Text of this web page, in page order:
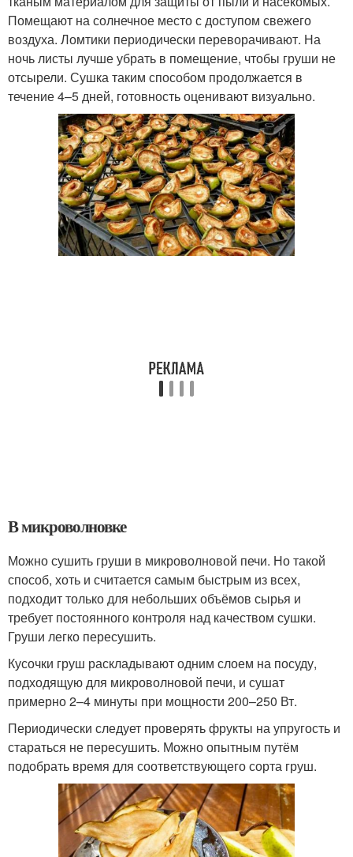
Помещают на солнечное место с доступом свежего
воздуха. Ломтики периодически переворачивают. На
ночь листы лучше убрать в помещение, чтобы груши не
отсырели. Сушка таким способом продолжается в
течение 4–5 дней, готовность оценивают визуально.
В микроволновке
Можно сушить груши в микроволновой печи. Но такой
способ, хоть и считается самым быстрым из всех,
подходит только для небольших объёмов сырья и
требует постоянного контроля над качеством сушки.
Груши легко пересушить.
Кусочки груш раскладывают одним слоем на посуду,
подходящую для микроволновой печи, и сушат
примерно 2–4 минуты при мощности 200–250 Вт.
Периодически следует проверять фрукты на упругость и
стараться не пересушить. Можно опытным путём
подобрать время для соответствующего сорта груш.